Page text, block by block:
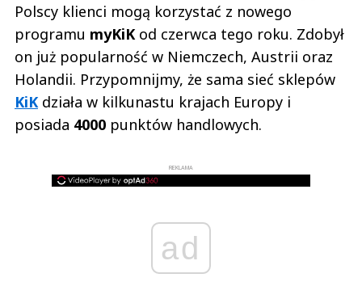
Polscy klienci mogą korzystać z nowego
programu myKiK od czerwca tego roku. Zdobył
on już popularność w Niemczech, Austrii oraz
Holandii. Przypomnijmy, że sama sieć sklepów
KiK działa w kilkunastu krajach Europy i
posiada 4000 punktów handlowych.
REKLAMA
ad